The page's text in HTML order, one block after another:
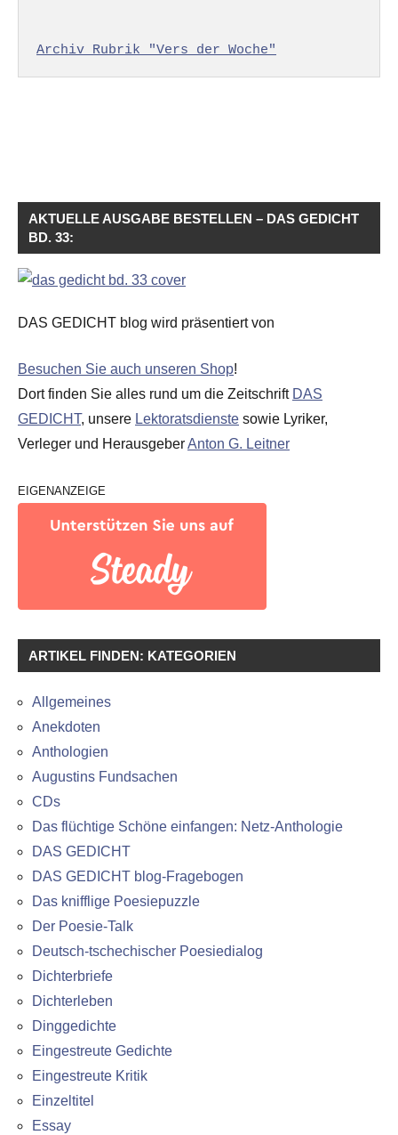
Archiv Rubrik "Vers der Woche"
AKTUELLE AUSGABE BESTELLEN – DAS GEDICHT
BD. 33:
DAS GEDICHT blog wird präsentiert von
Besuchen Sie auch unseren Shop!
Dort finden Sie alles rund um die Zeitschrift DAS
GEDICHT, unsere Lektoratsdienste sowie Lyriker,
Verleger und HerausgeberAnton G. Leitner
EIGENANZEIGE
ARTIKEL FINDEN: KATEGORIEN
Allgemeines
Anekdoten
Anthologien
Augustins Fundsachen
CDs
Das flüchtige Schöne einfangen: Netz-Anthologie
DAS GEDICHT
DAS GEDICHT blog-Fragebogen
Das knifflige Poesiepuzzle
Der Poesie-Talk
Deutsch-tschechischer Poesiedialog
Dichterbriefe
Dichterleben
Dinggedichte
Eingestreute Gedichte
Eingestreute Kritik
Einzeltitel
Essay